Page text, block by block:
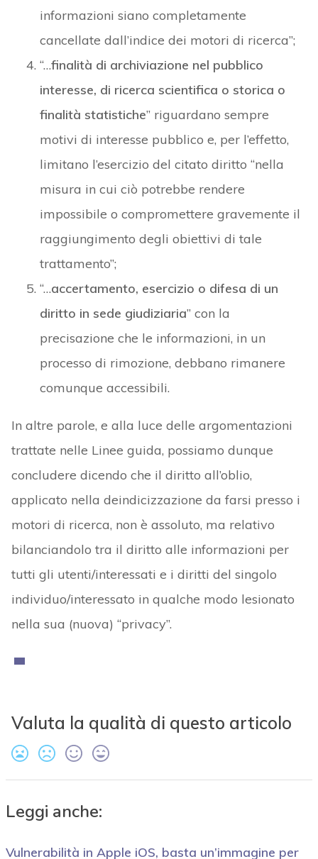
informazioni siano completamente
cancellate dall’indice dei motori di ricerca”;
“…finalità di archiviazione nel pubblico
interesse, di ricerca scientifica o storica o
finalità statistiche” riguardano sempre
motivi di interesse pubblico e, per l’effetto,
limitano l’esercizio del citato diritto “nella
misura in cui ciò potrebbe rendere
impossibile o compromettere gravemente il
raggiungimento degli obiettivi di tale
trattamento”;
“…accertamento, esercizio o difesa di un
diritto in sede giudiziaria” con la
precisazione che le informazioni, in un
processo di rimozione, debbano rimanere
comunque accessibili.
In altre parole, e alla luce delle argomentazioni
trattate nelle Linee guida, possiamo dunque
concludere dicendo che il diritto all’oblio,
applicato nella deindicizzazione da farsi presso i
motori di ricerca, non è assoluto, ma relativo
bilanciandolo tra il diritto alle informazioni per
tutti gli utenti/interessati e i diritti del singolo
individuo/interessato in qualche modo lesionato
nella sua (nuova) “privacy”.
Valuta la qualità di questo articolo
Leggi anche:
Vulnerabilità in Apple iOS, basta un’immagine per